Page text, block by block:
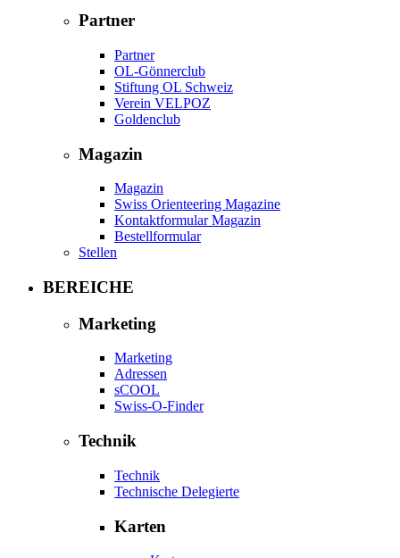
Partner
Partner
OL-Gönnerclub
Stiftung OL Schweiz
Verein VELPOZ
Goldenclub
Magazin
Magazin
Swiss Orienteering Magazine
Kontaktformular Magazin
Bestellformular
Stellen
BEREICHE
Marketing
Marketing
Adressen
sCOOL
Swiss-O-Finder
Technik
Technik
Technische Delegierte
Karten